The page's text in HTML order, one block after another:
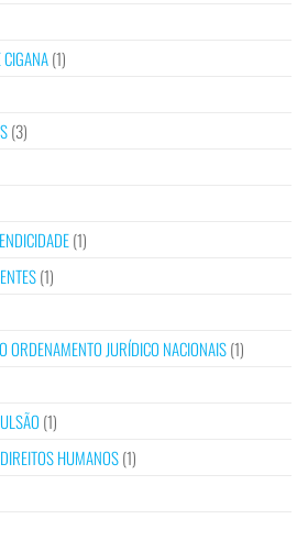
(1)
(3)
(1)
(1)
ORDENAMENTO JURÍDICO NACIONAIS(1)
(1)
HUMANOS(1)